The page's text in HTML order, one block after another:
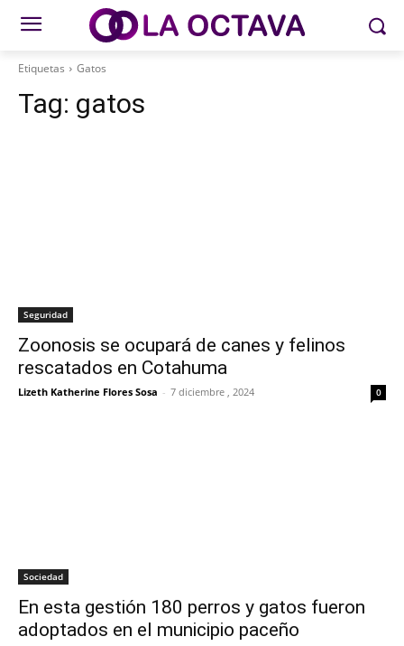
Etiquetas Gatos
Tag: gatos
Seguridad
Zoonosis se ocupará de canes y felinos
rescatados en Cotahuma
Lizeth Katherine Flores Sosa - 7 diciembre , 2024 0
Sociedad
En esta gestión 180 perros y gatos fueron
adoptados en el municipio paceño